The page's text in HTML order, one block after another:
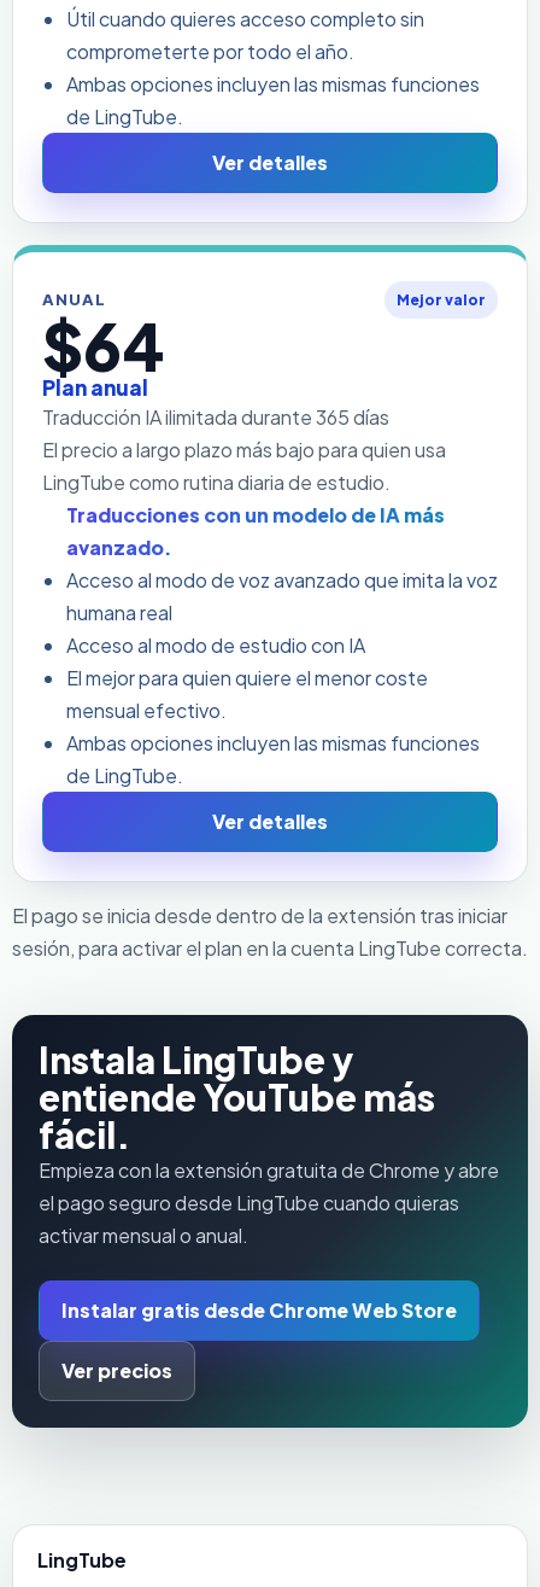
Útil cuando quieres acceso completo sin
comprometerte por todo el año.
Ambas opciones incluyen las mismas funciones
de LingTube.
Ver detalles
ANUAL Mejor valor
$64
Plan anual
Traducción IA ilimitada durante 365 días
El precio a largo plazo más bajo para quien usa
LingTube como rutina diaria de estudio.
Traducciones con un modelo de IA más
avanzado.
Acceso al modo de voz avanzado que imita la voz
humana real
Acceso al modo de estudio con IA
El mejor para quien quiere el menor coste
mensual efectivo.
Ambas opciones incluyen las mismas funciones
de LingTube.
Ver detalles
El pago se inicia desde dentro de la extensión tras iniciar
sesión, para activar el plan en la cuenta LingTube correcta.
Instala LingTube y
entiende YouTube más
fácil.
Empieza con la extensión gratuita de Chrome y abre
el pago seguro desde LingTube cuando quieras
activar mensual o anual.
Instalar gratis desde Chrome Web Store
Ver precios
LingTube